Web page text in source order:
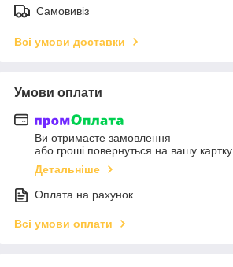
Самовивіз
Всі умови доставки
Умови оплати
Ви отримаєте замовлення
або гроші повернуться на вашу картку
Детальніше
Оплата на рахунок
Всі умови оплати